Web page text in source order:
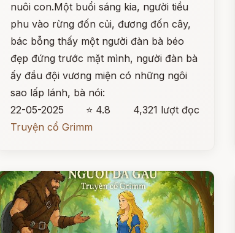
nuôi con.Một buổi sáng kia, người tiều
phu vào rừng đốn củi, đương đốn cây,
bác bỗng thấy một người đàn bà béo
đẹp đứng trước mặt mình, người đàn bà
ấy đầu đội vương miện có những ngôi
sao lấp lánh, bà nói:
22-05-2025
⭐ 4.8
4,321 lượt đọc
Truyện cổ Grimm